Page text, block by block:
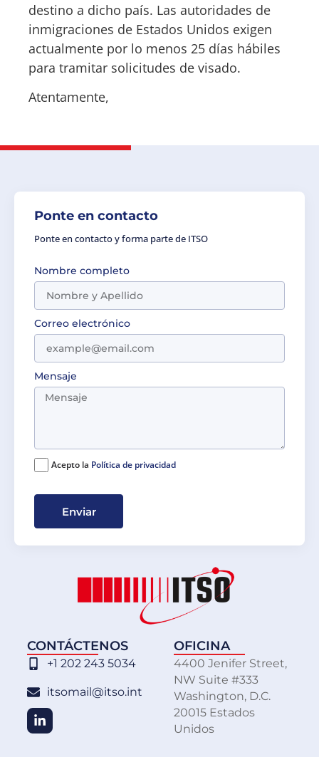
destino a dicho país. Las autoridades de
inmigraciones de Estados Unidos exigen
actualmente por lo menos 25 días hábiles
para tramitar solicitudes de visado.
Atentamente,
Ponte en contacto
Ponte en contacto y forma parte de ITSO
Nombre completo
Correo electrónico
Mensaje
Acepto la Política de privacidad
Enviar
CONTÁCTENOS
+1 202 243 5034
itsomail@itso.int
OFICINA
4400 Jenifer Street,
NW Suite #333
Washington, D.C.
20015 Estados
Unidos